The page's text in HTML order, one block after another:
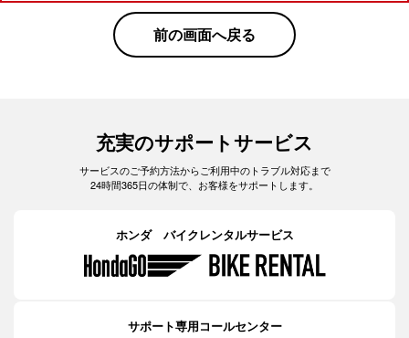
前の画面へ戻る
充実のサポートサービス
サービスのご予約方法からご利用中のトラブル対応まで
24時間365日の体制で、お客様をサポートします。
ホンダ バイクレンタルサービス
サポート専用コールセンター